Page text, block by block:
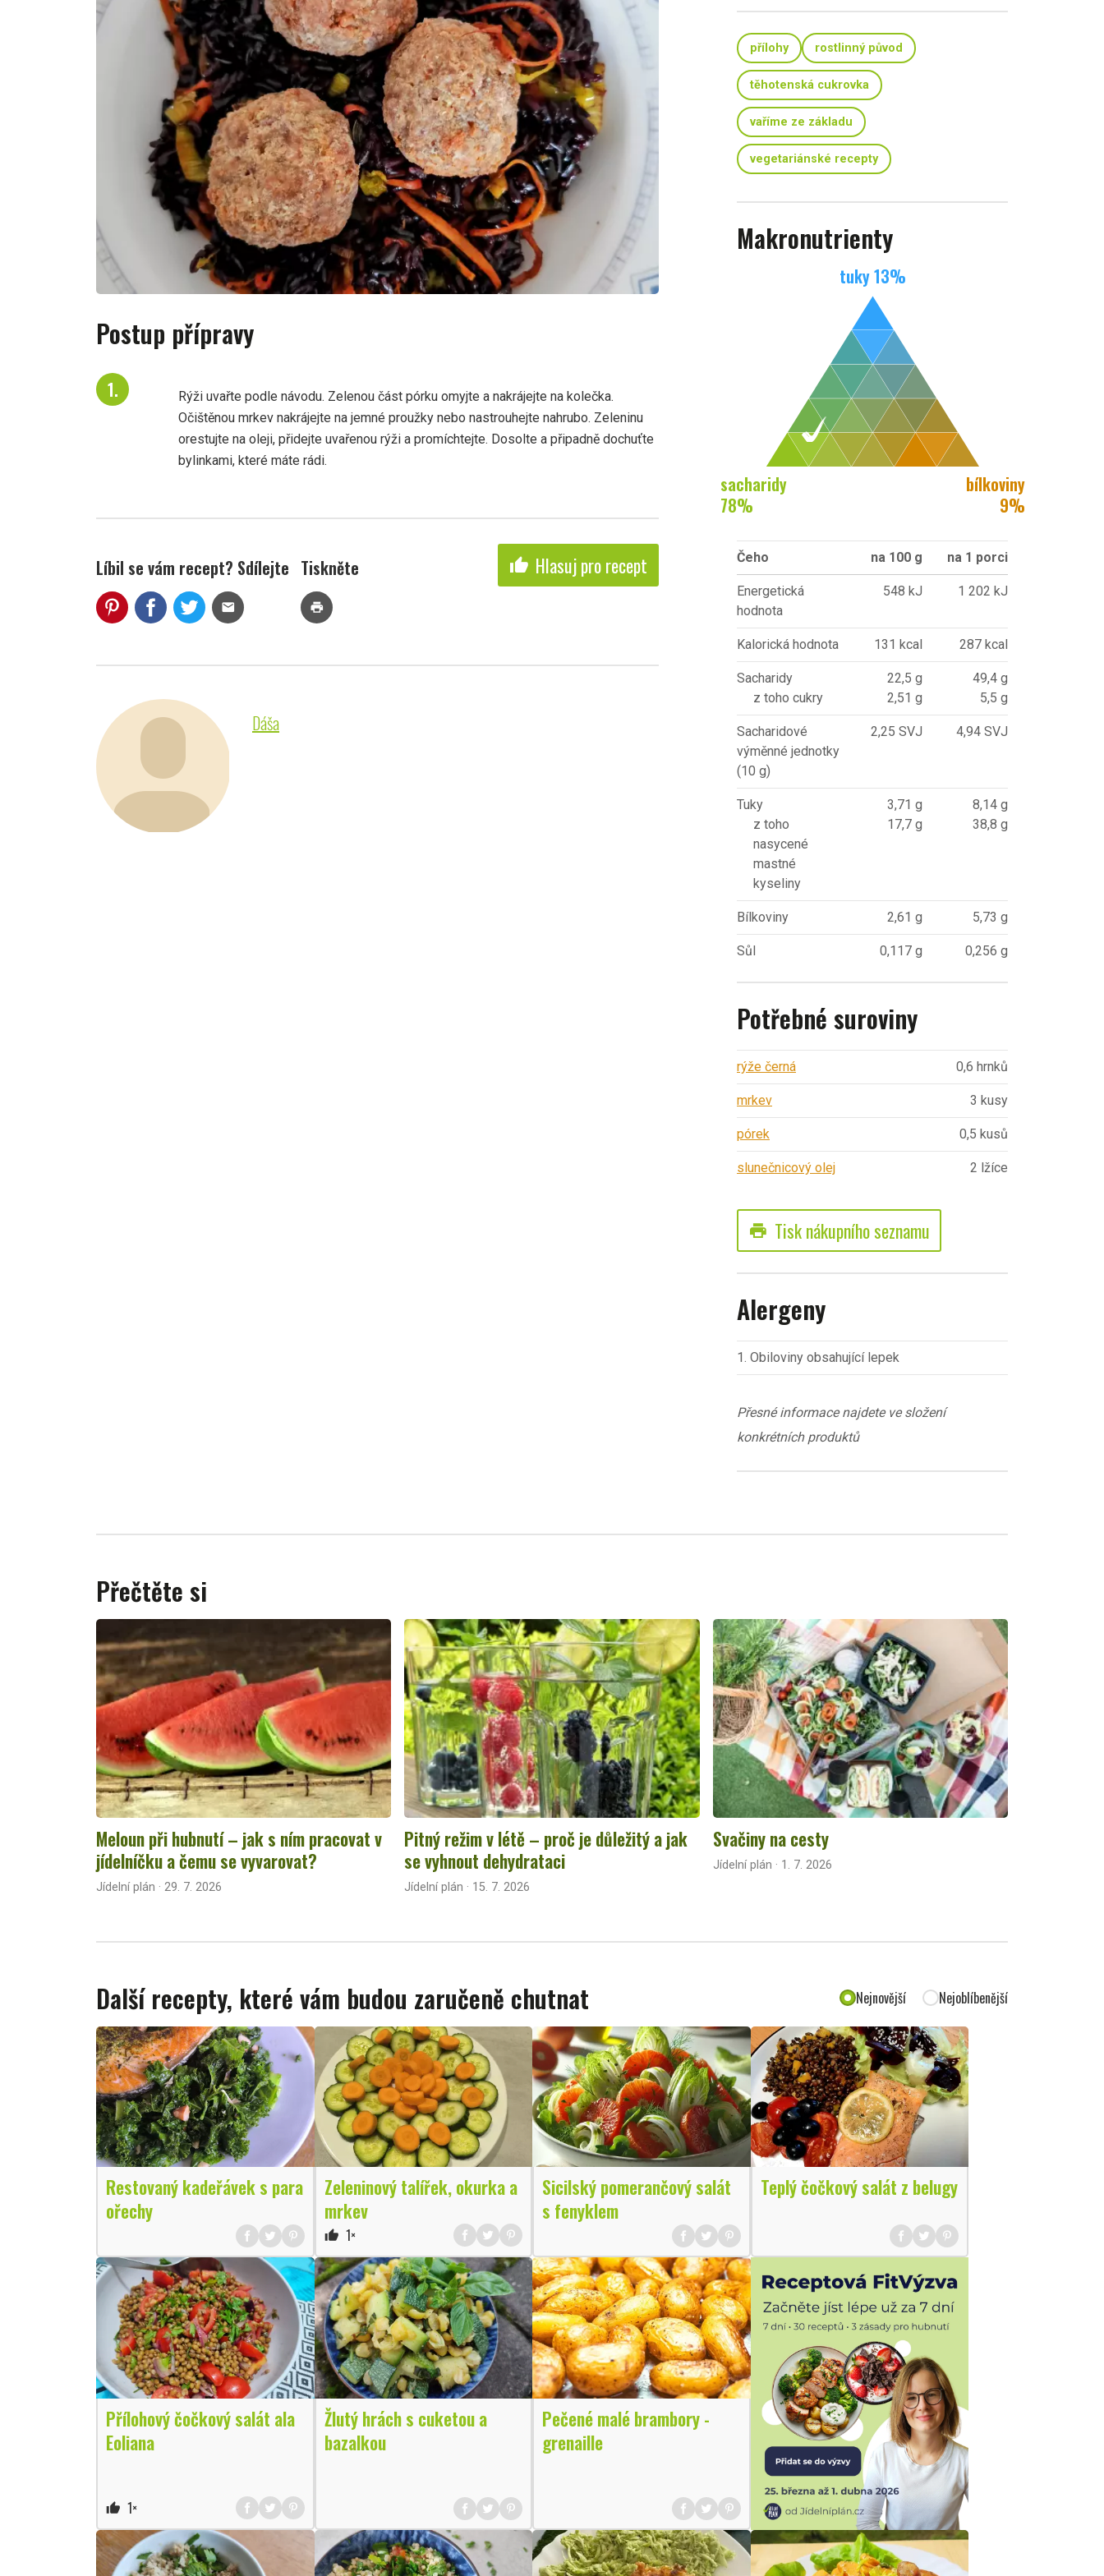
Postup přípravy
Rýži uvařte podle návodu. Zelenou část pórku omyjte a nakrájejte na kolečka.
Očištěnou mrkev nakrájejte na jemné proužky nebo nastrouhejte nahrubo. Zeleninu
orestujte na oleji, přidejte uvařenou rýži a promíchtejte. Dosolte a připadně dochuťte
bylinkami, které máte rádi.
Líbil se vám recept? Sdílejte
mail
Tiskněte
print
thumb_up Hlasuj pro recept
Dáša
přílohy rostlinný původ
těhotenská cukrovka
vaříme ze základu
vegetariánské recepty
Makronutrienty
tuky13%
sacharidy
78%
bílkoviny
9%
Čeho na 100 g na 1 porci
Energetická
hodnota
548 kJ 1 202 kJ
Kalorická hodnota 131 kcal 287 kcal
Sacharidy
z toho cukry
22,5 g
2,51 g
49,4 g
5,5 g
Sacharidové
výměnné jednotky
(10 g)
2,25 SVJ 4,94 SVJ
Tuky
z toho
nasycené
mastné
kyseliny
3,71 g
17,7 g
8,14 g
38,8 g
Bílkoviny 2,61 g 5,73 g
Sůl 0,117 g 0,256 g
Potřebné suroviny
rýže černá 0,6 hrnků
mrkev 3 kusy
pórek 0,5 kusů
slunečnicový olej 2 lžíce
print Tisk nákupního seznamu
Alergeny
1. Obiloviny obsahující lepek
Přesné informace najdete ve složení
konkrétních produktů
Přečtěte si
Meloun při hubnutí – jak s ním pracovat v
jídelníčku a čemu se vyvarovat?
Jídelní plán · 29. 7. 2026
Pitný režim v létě – proč je důležitý a jak
se vyhnout dehydrataci
Jídelní plán · 15. 7. 2026
Svačiny na cesty
Jídelní plán · 1. 7. 2026
Další recepty, které vám budou zaručeně chutnat Nejnovější Nejoblíbenější
Restovaný kadeřávek s para
ořechy
Zeleninový talířek, okurka a
mrkev
thumb_up 1×
Sicilský pomerančový salát
s fenyklem
Teplý čočkový salát z belugy
Přílohový čočkový salát ala
Eoliana
thumb_up 1×
Žlutý hrách s cuketou a
bazalkou
Pečené malé brambory -
grenaille